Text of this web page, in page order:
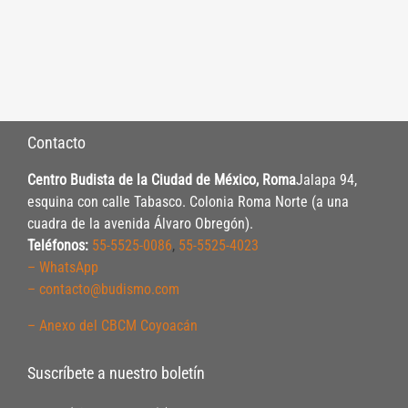
Contacto
Centro Budista de la Ciudad de México, RomaJalapa 94,
esquina con calle Tabasco. Colonia Roma Norte (a una
cuadra de la avenida Álvaro Obregón).
Teléfonos: 55-5525-0086, 55-5525-4023
– WhatsApp
– contacto@budismo.com
– Anexo del CBCM Coyoacán
Suscríbete a nuestro boletín